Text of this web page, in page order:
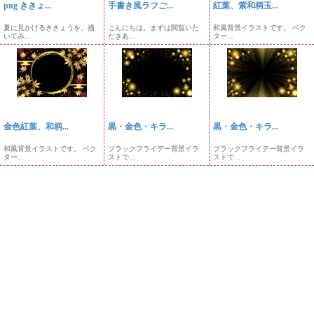
png ききょ...
夏に見かけるききょうを、描
いてみ...
手書き風ラフご...
こんにちは。まずは閲覧いた
だきあ...
紅葉、紫和柄玉...
和風背景イラストです。 ベク
ター...
金色紅葉、和柄...
和風背景イラストです。 ベク
ター...
黒・金色・キラ...
ブラックフライデー背景イラ
ストで...
黒・金色・キラ...
ブラックフライデー背景イラ
ストで...